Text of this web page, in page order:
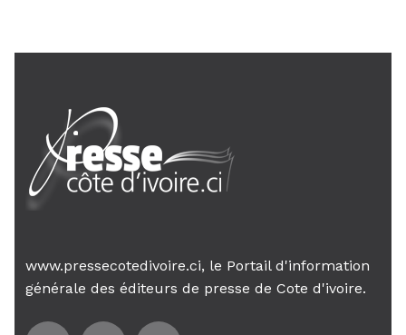
www.pressecotedivoire.ci, le Portail d'information
générale des éditeurs de presse de Cote d'ivoire.